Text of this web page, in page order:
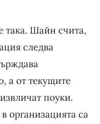
така. Шайн счита,
следва
а от текущите
поуки.
организацията са